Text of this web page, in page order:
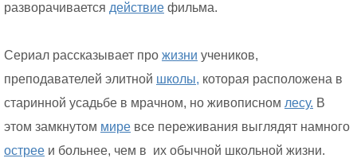
разворачивается действие фильма.
Сериал рассказывает про жизни учеников,
преподавателей элитной школы, которая расположена в
старинной усадьбе в мрачном, но живописном лесу. В
этом замкнутом мире все переживания выглядят намного
острее и больнее, чем в их обычной школьной жизни.